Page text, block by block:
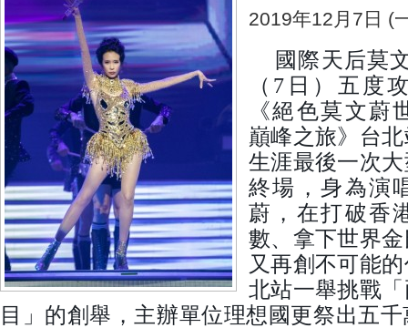
2019年12月7日 (
國際天后莫
（7日）五度
《絕色莫文蔚
巔峰之旅》台
生涯最後一次
終場，身為演
蔚，在打破香
數、拿下世界
又再創不可能
北站一舉挑戰
目」的創舉，主辦單位理想國更祭出五